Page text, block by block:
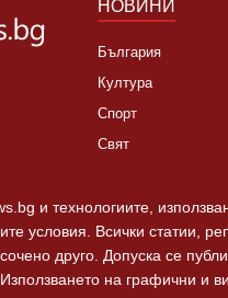
НОВИНИ
България
Култура
Спорт
Свят
и технологиите,
условия. Всички статии,
друго. Допуска се
на графични и